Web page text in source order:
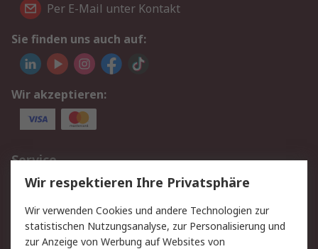
Per E-Mail unter Kontakt
Sie finden uns auch auf:
Wir akzeptieren:
Service
Value Added Services
Lieferlösungen
Rücksendungen
Kontakt
Hilfe
Wir respektieren Ihre Privatsphäre
Wir verwenden Cookies und andere Technologien zur
statistischen Nutzungsanalyse, zur Personalisierung und
zur Anzeige von Werbung auf Websites von